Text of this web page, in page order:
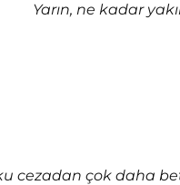
Yarın, ne kadar
cezadan çok daha